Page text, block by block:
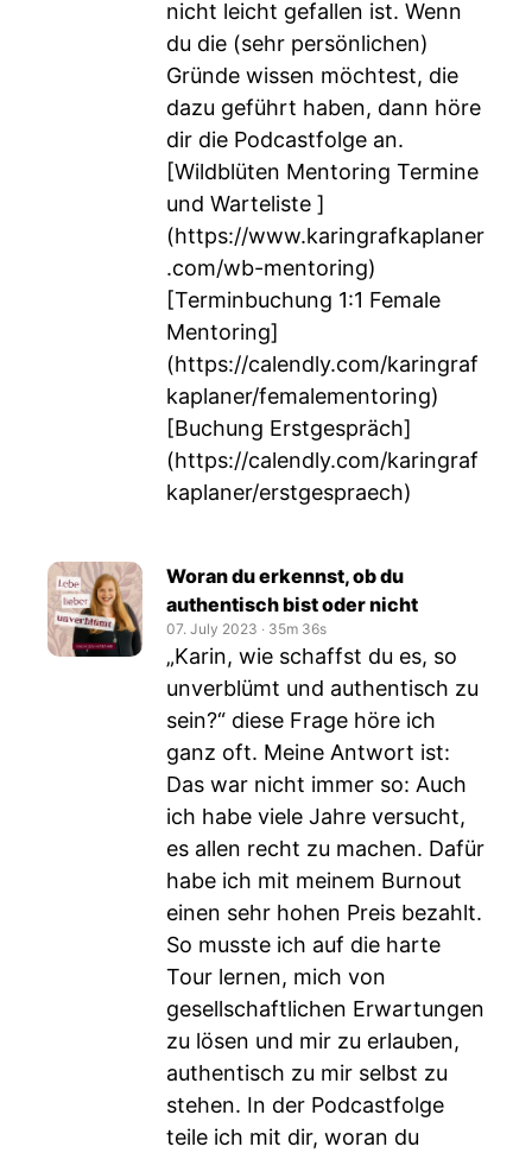
nicht leicht gefallen ist. Wenn
du die (sehr persönlichen)
Gründe wissen möchtest, die
dazu geführt haben, dann höre
dir die Podcastfolge an.
[Wildblüten Mentoring Termine
und Warteliste ]
(https://www.karingrafkaplaner
.com/wb-mentoring)
[Terminbuchung 1:1 Female
Mentoring]
(https://calendly.com/karingraf
kaplaner/femalementoring)
[Buchung Erstgespräch]
(https://calendly.com/karingraf
kaplaner/erstgespraech)
Woran du erkennst, ob du
authentisch bist oder nicht
07. July 2023 ‧ 35m 36s
„Karin, wie schaffst du es, so
unverblümt und authentisch zu
sein?“ diese Frage höre ich
ganz oft. Meine Antwort ist:
Das war nicht immer so: Auch
ich habe viele Jahre versucht,
es allen recht zu machen. Dafür
habe ich mit meinem Burnout
einen sehr hohen Preis bezahlt.
So musste ich auf die harte
Tour lernen, mich von
gesellschaftlichen Erwartungen
zu lösen und mir zu erlauben,
authentisch zu mir selbst zu
stehen. In der Podcastfolge
teile ich mit dir, woran du